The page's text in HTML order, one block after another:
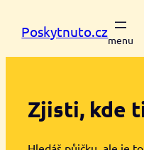
Poskytnuto.cz
Zjisti, kde